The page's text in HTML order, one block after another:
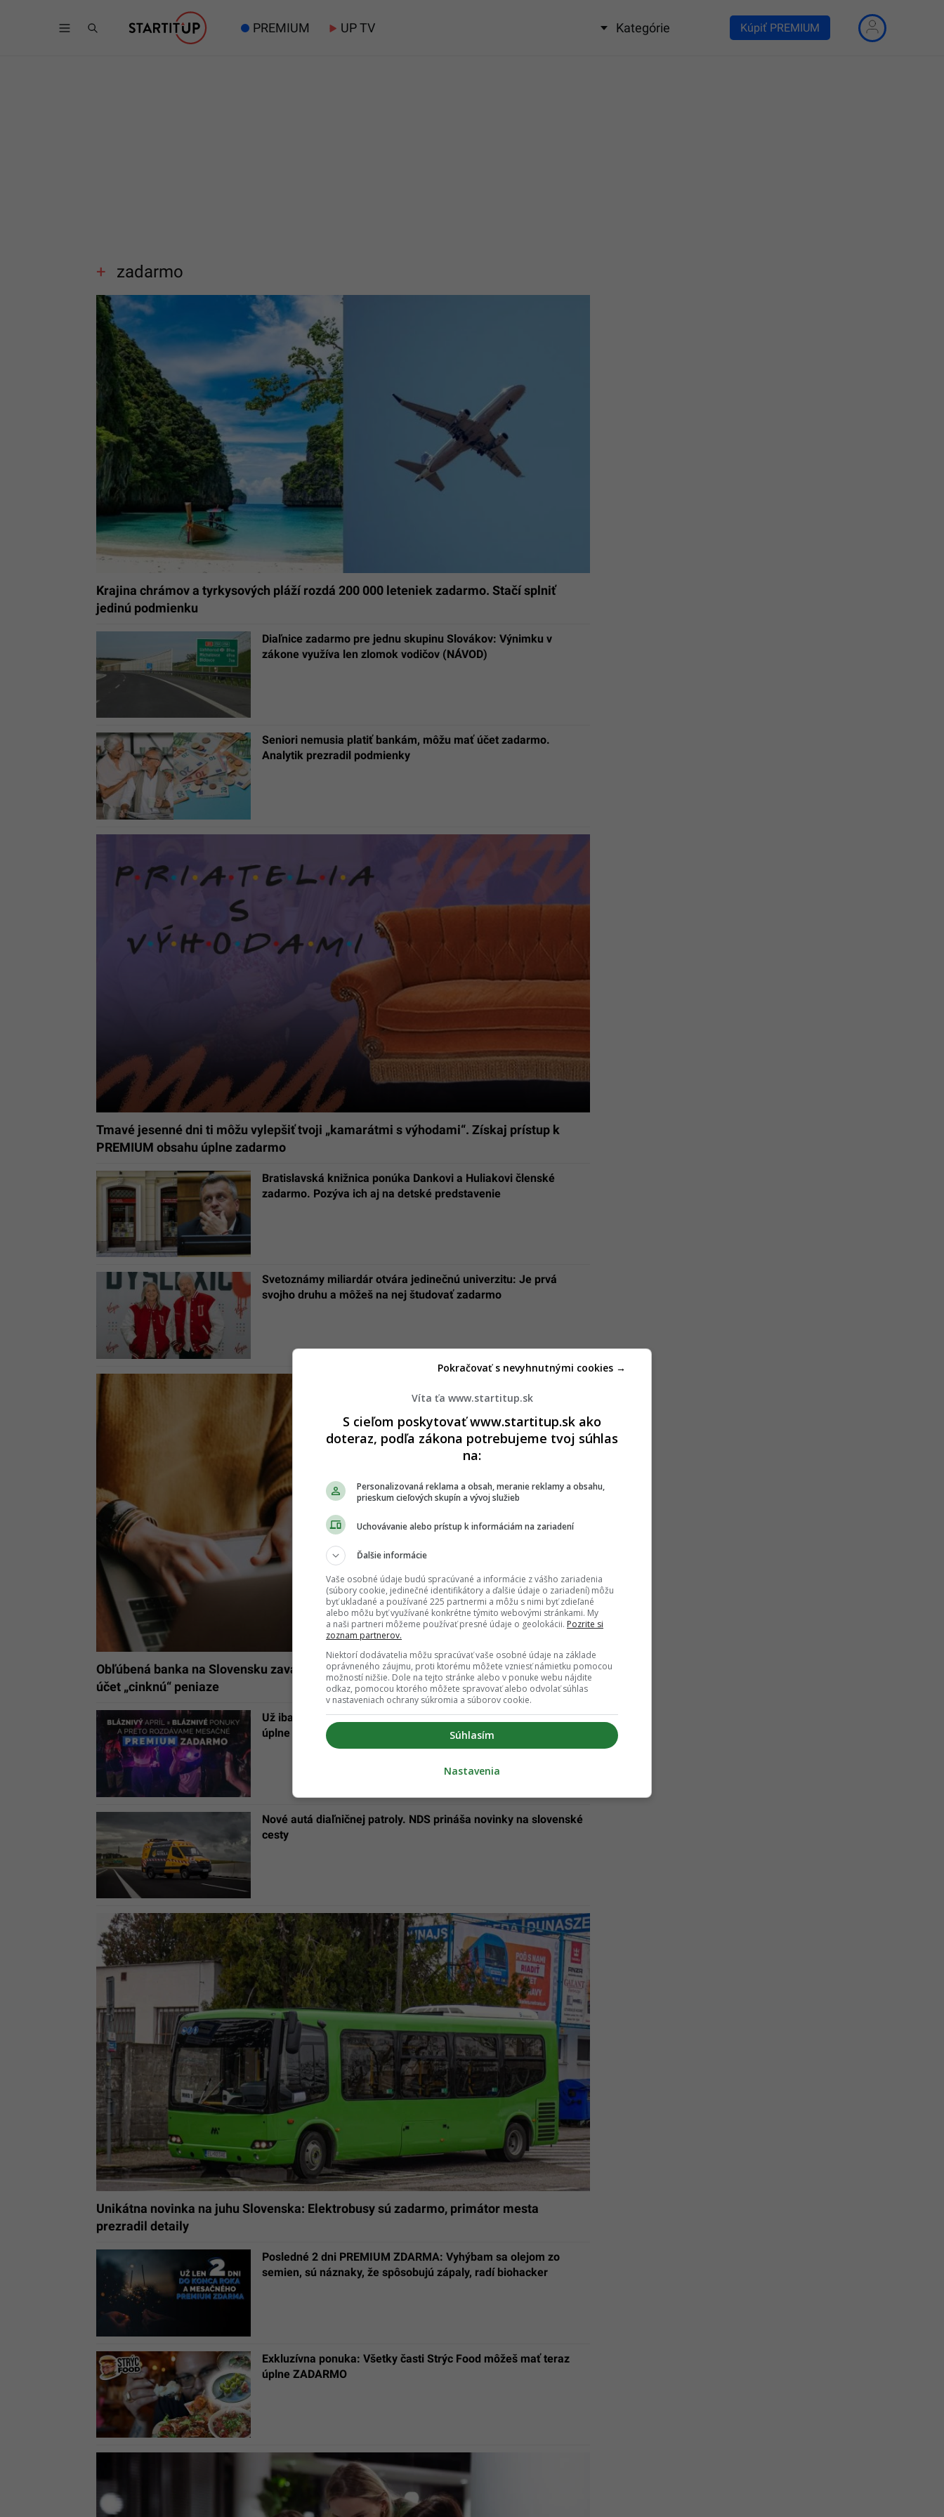
PREMIUM UP TV Kategórie Kúpiť PREMIUM
zadarmo
Krajina chrámov a tyrkysových pláží rozdá 200 000 leteniek zadarmo. Stačí splniť
jedinú podmienku
Diaľnice zadarmo pre jednu skupinu Slovákov: Výnimku v
zákone využíva len zlomok vodičov (NÁVOD)
Seniori nemusia platiť bankám, môžu mať účet zadarmo.
Analytik prezradil podmienky
Tmavé jesenné dni ti môžu vylepšiť tvoji „kamarátmi s výhodami“. Získaj prístup k
PREMIUM obsahu úplne zadarmo
Bratislavská knižnica ponúka Dankovi a Huliakovi členské
zadarmo. Pozýva ich aj na detské predstavenie
Svetoznámy miliardár otvára jedinečnú univerzitu: Je prvá
svojho druhu a môžeš na nej študovať zadarmo
Obľúbená banka na Slovensku zavádza okamžité platby. Už nemusíš čakať, kedy ti na
účet „cinknú“ peniaze
Už iba posledné tri dni: Získaj prístup k nášmu PREMIUM obsahu
úplne zadarmo
Nové autá diaľničnej patroly. NDS prináša novinky na slovenské
cesty
Unikátna novinka na juhu Slovenska: Elektrobusy sú zadarmo, primátor mesta
prezradil detaily
Posledné 2 dni PREMIUM ZDARMA: Vyhýbam sa olejom zo
semien, sú náznaky, že spôsobujú zápaly, radí biohacker
Exkluzívna ponuka: Všetky časti Strýc Food môžeš mať teraz
úplne ZADARMO
Víta ťa www.startitup.sk
S cieľom poskytovať www.startitup.sk ako
doteraz, podľa zákona potrebujeme tvoj súhlas
na:
Personalizovaná reklama a obsah, meranie reklamy a obsahu,
prieskum cieľových skupín a vývoj služieb
Uchovávanie alebo prístup k informáciám na zariadení
Ďalšie informácie
Vaše osobné údaje budú spracúvané a informácie z vášho zariadenia
(súbory cookie, jedinečné identifikátory a ďalšie údaje o zariadení) môžu
byť ukladané a používané 225 partnermi a môžu s nimi byť zdieľané
alebo môžu byť využívané konkrétne týmito webovými stránkami. My
a naši partneri môžeme používať presné údaje o geolokácii. Pozrite si
zoznam partnerov.
Niektorí dodávatelia môžu spracúvať vaše osobné údaje na základe
oprávneného záujmu, proti ktorému môžete vzniesť námietku pomocou
možností nižšie. Dole na tejto stránke alebo v ponuke webu nájdite
odkaz, pomocou ktorého môžete spravovať alebo odvolať súhlas
v nastaveniach ochrany súkromia a súborov cookie.
Súhlasím
Pokračovať s nevyhnutnými cookies →
Nastavenia